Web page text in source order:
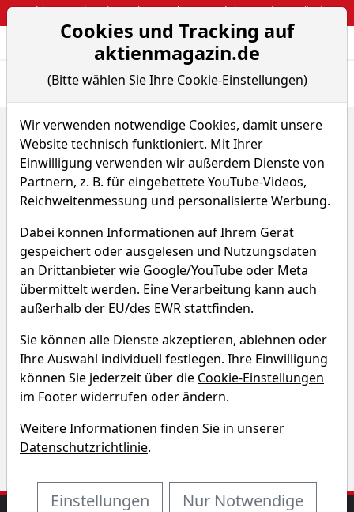
Webinar: So kassierst du trotzdem attraktive Optionsprämien
Aktien- und
Home Aktien CorMedix Inc. Renditedreieck
CorMedix Aktie
Watchlist CRMD WKN A2PF3G
Entdecken Sie auf einen Blick die Performance der
CorMedix Aktie über verschiedene Zeiträume hinweg.
Cookies und Tracking auf
aktienmagazin.de
(Bitte wählen Sie Ihre Cookie-Einstellungen)
Wir verwenden notwendige Cookies, damit unsere
Website technisch funktioniert. Mit Ihrer
Einwilligung verwenden wir außerdem Dienste von
Partnern, z. B. für eingebettete YouTube-Videos,
Reichweitenmessung und personalisierte Werbung.
Dabei können Informationen auf Ihrem Gerät
gespeichert oder ausgelesen und Nutzungsdaten
an Drittanbieter wie Google/YouTube oder Meta
übermittelt werden. Eine Verarbeitung kann auch
außerhalb der EU/des EWR stattfinden.
Sie können alle Dienste akzeptieren, ablehnen oder
Ihre Auswahl individuell festlegen. Ihre Einwilligung
können Sie jederzeit über die Cookie-Einstellungen
im Footer widerrufen oder ändern.
Weitere Informationen finden Sie in unserer
Datenschutzrichtlinie.
Einstellungen Nur Notwendige